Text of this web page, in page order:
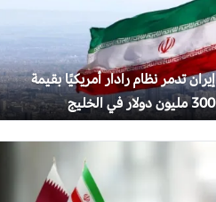
إيران تدمر نظام رادار أمريكيًا بقيمة
300 مليون دولار في الخليج